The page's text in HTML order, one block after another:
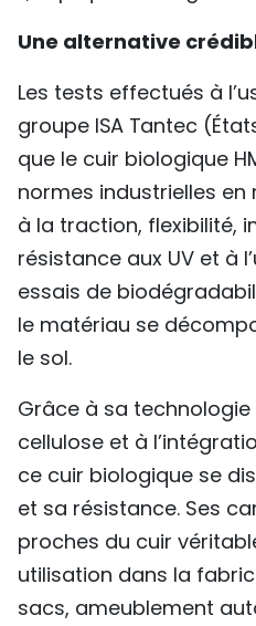
Une alternative
Les tests effectués à
groupe ISA Tantec
que le cuir biologique
normes industrielles
à la traction, flexibilité,
résistance aux UV et à
essais de
le matériau se
le sol.
Grâce à sa
cellulose et à
ce cuir biologique se
et sa résistance. Ses
proches du cuir
utilisation dans la
sacs, ameublement